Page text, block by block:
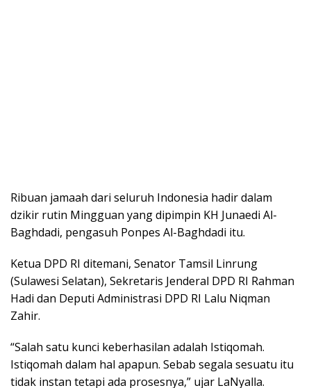
Ribuan jamaah dari seluruh Indonesia hadir dalam
dzikir rutin Mingguan yang dipimpin KH Junaedi Al-
Baghdadi, pengasuh Ponpes Al-Baghdadi itu.
Ketua DPD RI ditemani, Senator Tamsil Linrung
(Sulawesi Selatan), Sekretaris Jenderal DPD RI Rahman
Hadi dan Deputi Administrasi DPD RI Lalu Niqman
Zahir.
“Salah satu kunci keberhasilan adalah Istiqomah.
Istiqomah dalam hal apapun. Sebab segala sesuatu itu
tidak instan tetapi ada prosesnya,” ujar LaNyalla.